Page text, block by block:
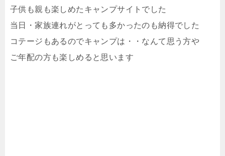
子供も親も楽しめたキャンプサイトでした
当日・家族連れがとっても多かったのも納得でした
コテージもあるのでキャンプは・・なんて思う方や
ご年配の方も楽しめると思います